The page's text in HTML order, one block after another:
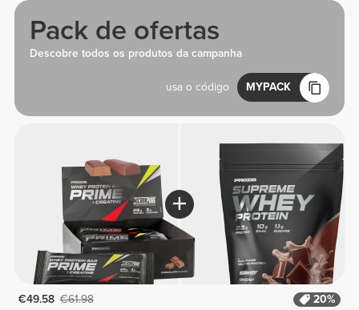
Pack de ofertas
Descobre todos os produtos da campanha
usa o código MYPACK
€49.58 €61.98
20%